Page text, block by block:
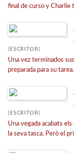
Text
Àlbums il·lustrats
Locomotora
Els amics dels
El Maquinista
Vagó de versos
final de curso y Charlie
(ESCRITOR)
Una vez terminados
preparada para su
(ESCRITOR)
Una vegada acabats
la seva tasca. Però el